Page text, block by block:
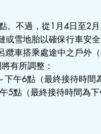
。不過，從1月4日至2
雪地胎以確保行車安全
車搭乘處途中之戶外（
有所調整：
午6點（最終接待時間
點（最終接待時間為下